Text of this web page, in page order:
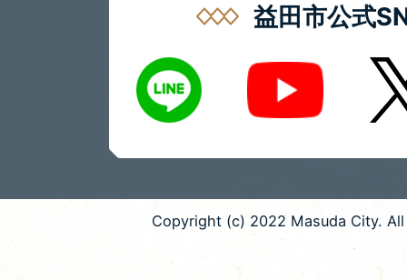
益田市公式
LINE
Youtube X
Copyright (c) 2022 Masuda City.